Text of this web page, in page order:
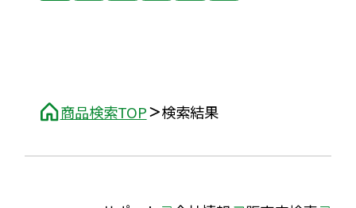
商品検索TOP 検索結果